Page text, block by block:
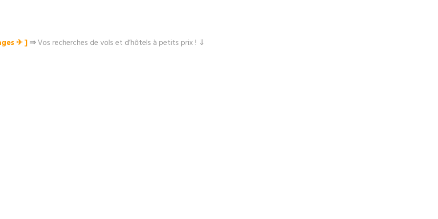
✈︎ ]⇒Vos recherches de vols et d’hôtels à petits prix ! ⇓